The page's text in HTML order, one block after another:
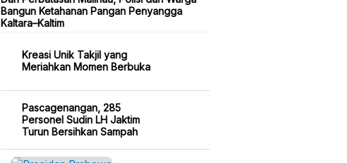
Bangun Ketahanan Pangan Penyangga
Kaltara–Kaltim
Kreasi Unik Takjil yang
Meriahkan Momen Berbuka
Pascagenangan, 285
Personel Sudin LH Jaktim
Turun Bersihkan Sampah